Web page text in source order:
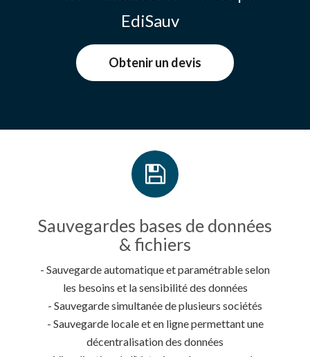
EdiSauv
Obtenir un devis
Sauvegardes bases de données
& fichiers
- Sauvegarde automatique et paramétrable selon
les besoins et la sensibilité des données
- Sauvegarde simultanée de plusieurs sociétés
- Sauvegarde locale et en ligne permettant une
décentralisation des données